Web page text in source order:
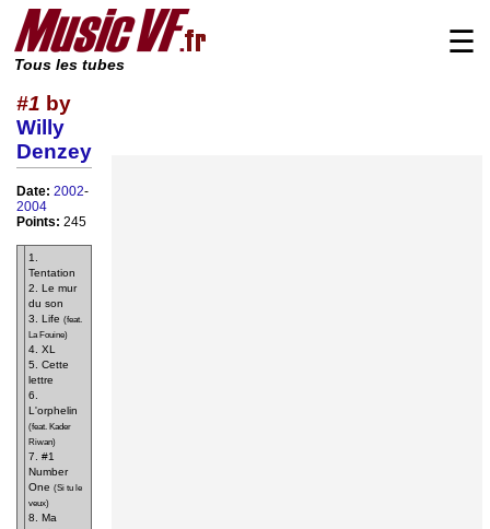
Tous les tubes
☰
#1 by
Willy
Denzey
Date: 2002-
2004
Points: 245
1.
Tentation
2. Le mur
du son
3. Life (feat.
La Fouine)
4. XL
5. Cette
lettre
6.
L'orphelin
(feat. Kader
Riwan)
7. #1
Number
One (Si tu le
veux)
8. Ma